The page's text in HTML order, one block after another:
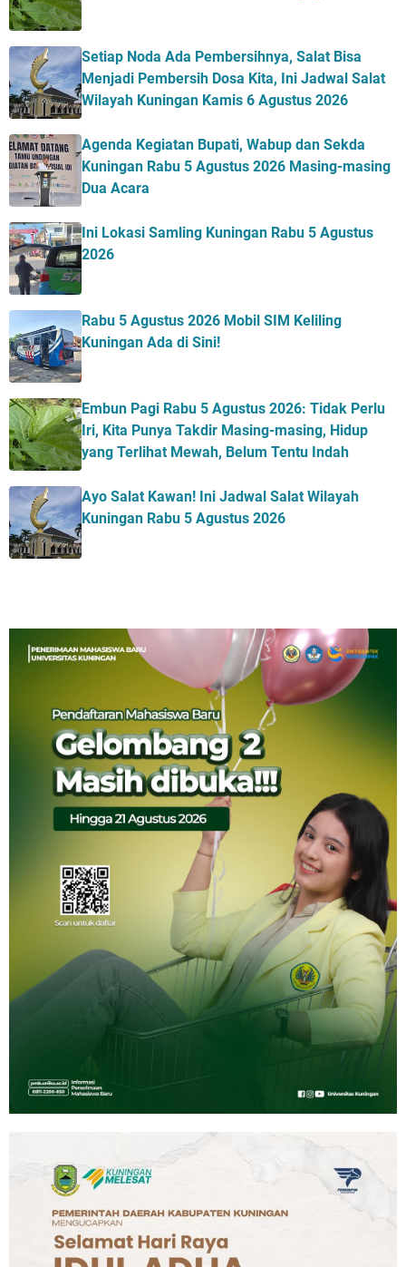
Setiap Noda Ada Pembersihnya, Salat Bisa
Menjadi Pembersih Dosa Kita, Ini Jadwal Salat
Wilayah Kuningan Kamis 6 Agustus 2026
Agenda Kegiatan Bupati, Wabup dan Sekda
Kuningan Rabu 5 Agustus 2026 Masing-masing
Dua Acara
Ini Lokasi Samling Kuningan Rabu 5 Agustus
2026
Rabu 5 Agustus 2026 Mobil SIM Keliling
Kuningan Ada di Sini!
Embun Pagi Rabu 5 Agustus 2026: Tidak Perlu
Iri, Kita Punya Takdir Masing-masing, Hidup
yang Terlihat Mewah, Belum Tentu Indah
Ayo Salat Kawan! Ini Jadwal Salat Wilayah
Kuningan Rabu 5 Agustus 2026